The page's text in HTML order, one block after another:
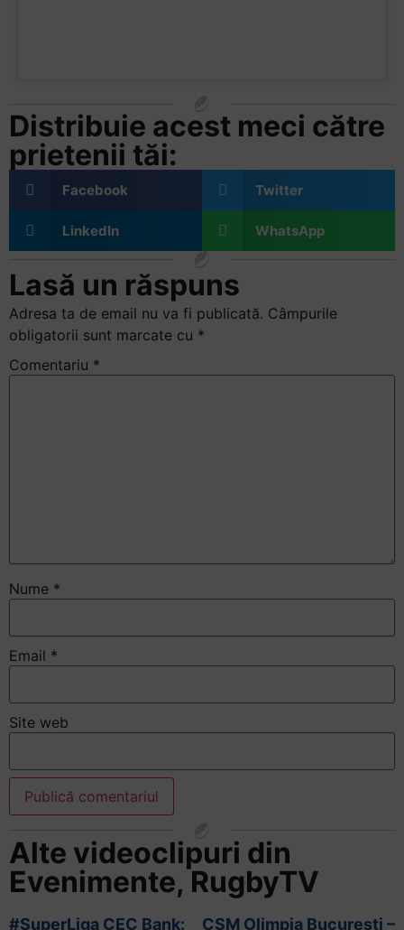
Distribuie acest meci către
prietenii tăi:
Facebook Twitter
LinkedIn WhatsApp
Lasă un răspuns
Adresa ta de email nu va fi publicată. Câmpurile
obligatorii sunt marcate cu *
Comentariu *
Nume *
Email *
Site web
Alte videoclipuri din
Evenimente,RugbyTV
#SuperLiga CEC Bank:
CSM Olimpia Bucuresti –